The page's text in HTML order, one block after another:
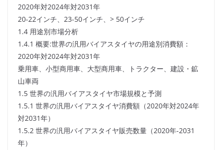
2020年対2024年対2031年
20-22インチ、23-50インチ、> 50インチ
1.4 用途別市場分析
1.4.1 概要:世界の汎用バイアスタイヤの用途別消費額：
2020年対2024年対2031年
乗用車、小型商用車、大型商用車、トラクター、建設・鉱
山車両
1.5 世界の汎用バイアスタイヤ市場規模と予測
1.5.1 世界の汎用バイアスタイヤ消費額（2020年対2024年
対2031年）
1.5.2 世界の汎用バイアスタイヤ販売数量（2020年-2031
年）